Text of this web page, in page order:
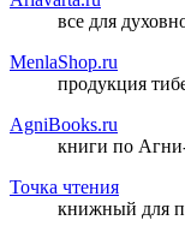
все для
MenlaShop.ru
продукция
AgniBooks.ru
книги по
Точка чтения
книжный для